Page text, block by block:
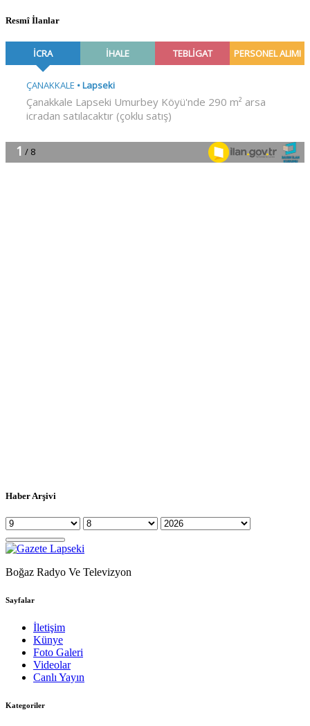
Resmî İlanlar
Haber Arşivi
Boğaz Radyo Ve Televizyon
Sayfalar
İletişim
Künye
Foto Galeri
Videolar
Canlı Yayın
Kategoriler